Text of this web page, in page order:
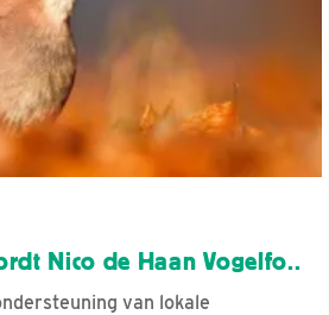
Nico de Haan Vogelfo..
van lokale